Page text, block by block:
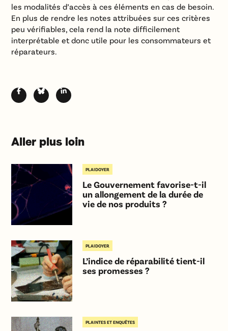
les modalités d’accès à ces éléments en cas de besoin.
En plus de rendre les notes attribuées sur ces critères
peu vérifiables, cela rend la note difficilement
interprétable et donc utile pour les consommateurs et
réparateurs.
Aller plus loin
PLAIDOYER
Le Gouvernement favorise-t-il
un allongement de la durée de
vie de nos produits ?
PLAIDOYER
L’indice de réparabilité tient-il
ses promesses ?
PLAINTES ET ENQUÊTES